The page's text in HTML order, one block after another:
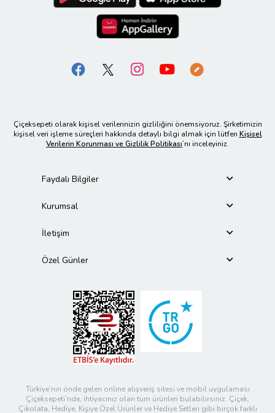
Çiçeksepeti olarak kişisel verilerinizin gizliliğini önemsiyoruz. Şirketimizin
kişisel veri işleme süreçleri hakkında detaylı bilgi almak için lütfen Kişisel
Verilerin Korunması ve Gizlilik Politikası’nı inceleyiniz.
Faydalı Bilgiler
Kurumsal
İletişim
Özel Günler
Türkiye’nin önde gelen online alışveriş sitesi ve mobil uygulaması
Çiçeksepeti’nde, ihtiyacınız olan tüm ürünleri bulabilirsiniz. Çiçek,
Çikolata, Hediye, Kişiye Özel Ürünler ve Hediye Setleri gibi birçok farklı